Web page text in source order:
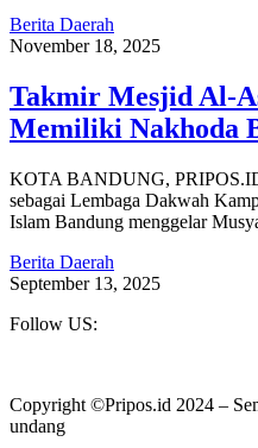
Berita Daerah
November 18, 2025
Takmir Mesjid Al-
Memiliki Nakhoda
KOTA BANDUNG,
sebagai Lembaga Dakwah
Islam Bandung menggelar
Berita Daerah
September 13, 2025
Follow US:
Copyright ©Pripos.id 2024 –
undang